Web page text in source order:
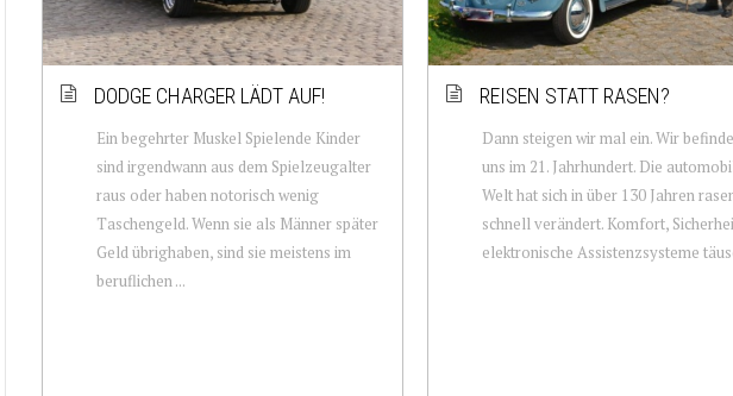
DODGE CHARGER LÄDT AUF!
Ein begehrter Muskel Spielende Kinder
sind irgendwann aus dem Spielzeugalter
raus oder haben notorisch wenig
Taschengeld. Wenn sie als Männer später
Geld übrighaben, sind sie meistens im
beruflichen ...
REISEN STATT RASEN?
Dann steigen wir mal ein. Wir
uns im 21. Jahrhundert. Die
Welt hat sich in über 130 Jahren
schnell verändert. Komfort,
elektronische Assistenzsysteme